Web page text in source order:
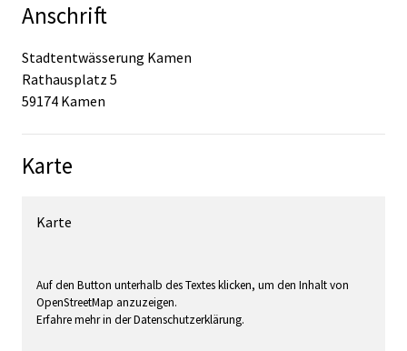
Anschrift
Stadtentwässerung Kamen
Rathausplatz 5
59174 Kamen
Karte
Karte
Auf den Button unterhalb des Textes klicken, um den Inhalt von
OpenStreetMap anzuzeigen.
Erfahre mehr in der Datenschutzerklärung.